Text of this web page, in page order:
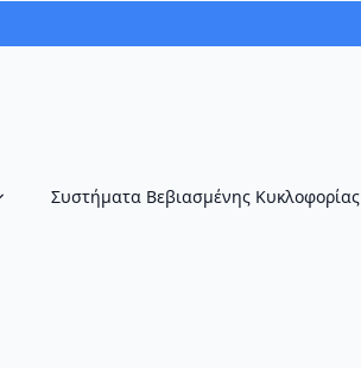
Συστήματα Βεβιασμένης Κυκλοφορίας